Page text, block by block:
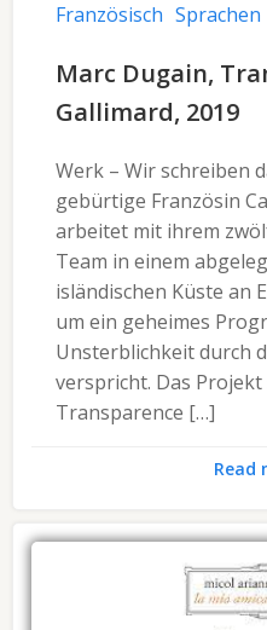
Französisch Sprachen
Marc Dugain,
Gallimard, 2019
Werk – Wir schreiben
gebürtige Französin
arbeitet mit ihrem
Team in einem
isländischen Küste an
um ein geheimes
Unsterblichkeit durch
verspricht. Das
Transparence […]
Read